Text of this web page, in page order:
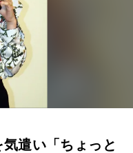
遣い「ちょっと